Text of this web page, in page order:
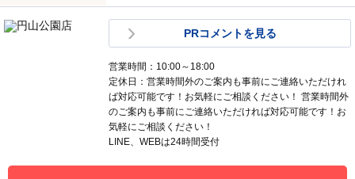
PRコメントを見る
営業時間：10:00～18:00
定休日：営業時間外のご案内も事前にご連絡いただけれ
ば対応可能です！お気軽にご相談ください！ 営業時間外
のご案内も事前にご連絡いただければ対応可能です！お
気軽にご相談ください！
LINE、WEBは24時間受付